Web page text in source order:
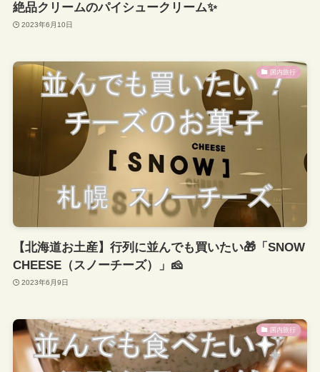
絶品クリームのパイシュークリーム✨
2023年6月10日
国内旅行
【北海道お土産】行列に並んでも買いたい🎁「SNOW
CHEESE（スノーチーズ）」🧀
2023年6月9日
国内旅行